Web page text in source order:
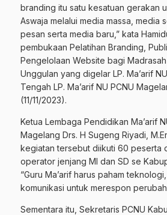
branding itu satu kesatuan gerakan
Aswaja melalui media massa, media
pesan serta media baru,” kata
pembukaan Pelatihan Branding,
Pengelolaan Website bagi
Unggulan yang digelar LP. Ma’arif
Tengah LP. Ma’arif NU PCNU
(11/11/2023).
Ketua Lembaga Pendidikan Ma’arif
Magelang Drs. H Sugeng Riyadi,
kegiatan tersebut diikuti 60 peserta
operator jenjang MI dan SD se
“Guru Ma’arif harus paham
komunikasi untuk merespon
Sementara itu, Sekretaris PCNU